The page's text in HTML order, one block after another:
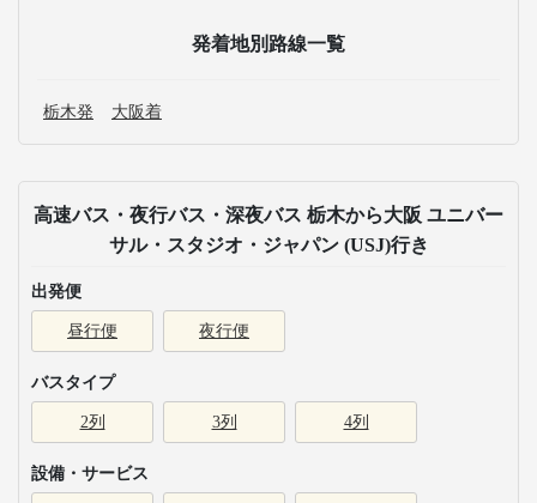
発着地別路線一覧
栃木発 大阪着
高速バス・夜行バス・深夜バス 栃木から大阪 ユニバー
サル・スタジオ・ジャパン (USJ)行き
出発便
昼行便 夜行便
バスタイプ
2列 3列 4列
設備・サービス